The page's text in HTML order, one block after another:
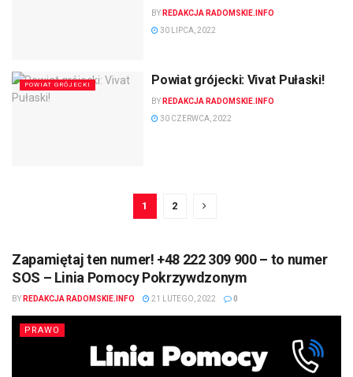
BY REDAKCJA RADOMSKIE.INFO
30 LIPCA, 2022
POWIAT GRÓJECKI Powiat grójecki: Vivat Pułaski!
BY REDAKCJA RADOMSKIE.INFO
30 CZERWCA, 2022
1 2
Zapamiętaj ten numer! +48 222 309 900 – to numer
SOS – Linia Pomocy Pokrzywdzonym
BY REDAKCJA RADOMSKIE.INFO 21 LUTEGO, 2022 0
PRAWO